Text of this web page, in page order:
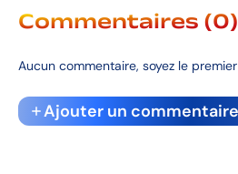
Commentaires (0)
Aucun commentaire, soyez le
Ajouter un commentaire